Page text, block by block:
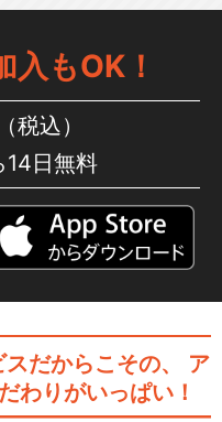
もOK！
税込）
14日無料
だからこその、
ア
わりがいっぱい！